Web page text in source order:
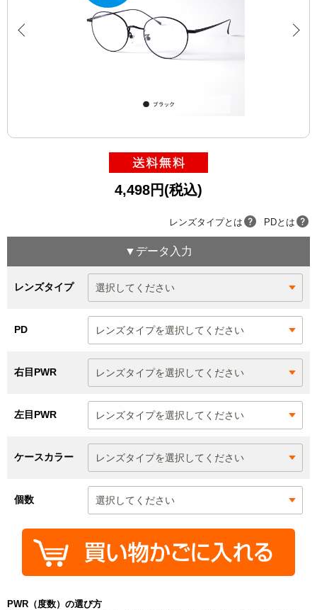
4,498円(税込)
レンズタイプとは PDとは
▼データ入力
レンズタイプ
PD
右目PWR
左目PWR
ケースカラー
個数
PWR（度数）の選び方